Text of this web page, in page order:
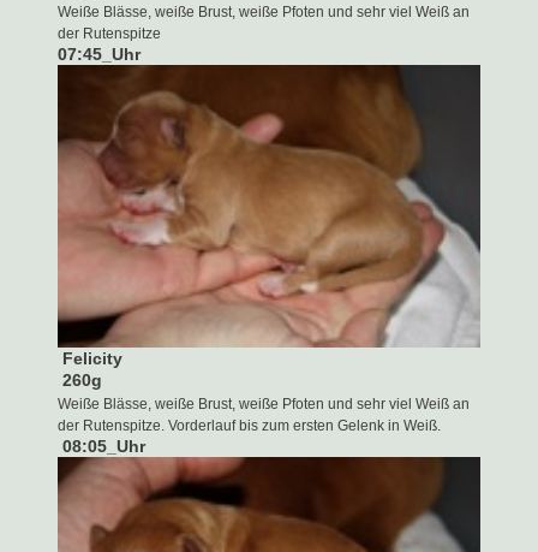
Weiße Blässe, weiße Brust, weiße Pfoten und sehr viel Weiß an
der Rutenspitze
07:45 Uhr
Felicity
260g
Weiße Blässe, weiße Brust, weiße Pfoten und sehr viel Weiß an
der Rutenspitze. Vorderlauf bis zum ersten Gelenk in Weiß.
08:05 Uhr